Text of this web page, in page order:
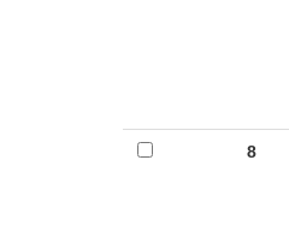
8